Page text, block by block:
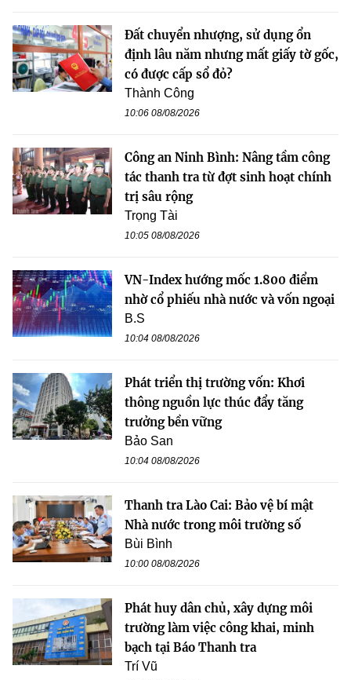
Đất chuyển nhượng, sử dụng ổn
định lâu năm nhưng mất giấy tờ gốc,
có được cấp sổ đỏ?
Thành Công
10:06 08/08/2026
Công an Ninh Bình: Nâng tầm công
tác thanh tra từ đợt sinh hoạt chính
trị sâu rộng
Trọng Tài
10:05 08/08/2026
VN-Index hướng mốc 1.800 điểm
nhờ cổ phiếu nhà nước và vốn ngoại
B.S
10:04 08/08/2026
Phát triển thị trường vốn: Khơi
thông nguồn lực thúc đẩy tăng
trưởng bền vững
Bảo San
10:04 08/08/2026
Thanh tra Lào Cai: Bảo vệ bí mật
Nhà nước trong môi trường số
Bùi Bình
10:00 08/08/2026
Phát huy dân chủ, xây dựng môi
trường làm việc công khai, minh
bạch tại Báo Thanh tra
Trí Vũ